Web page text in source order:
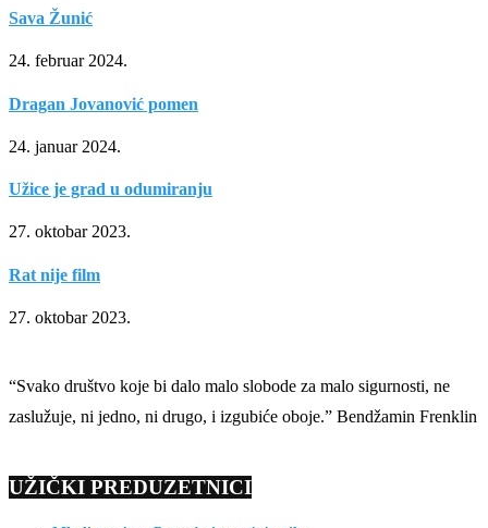
Sava Žunić
24. februar 2024.
Dragan Jovanović pomen
24. januar 2024.
Užice je grad u odumiranju
27. oktobar 2023.
Rat nije film
27. oktobar 2023.
“Svako društvo koje bi dalo malo slobode za malo sigurnosti, ne
zaslužuje, ni jedno, ni drugo, i izgubiće oboje.” Bendžamin Frenklin
UŽIČKI PREDUZETNICI